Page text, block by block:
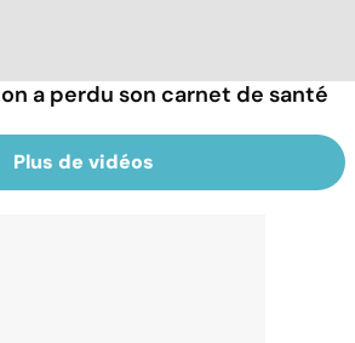
a perdu son carnet de santé
Plus de vidéos